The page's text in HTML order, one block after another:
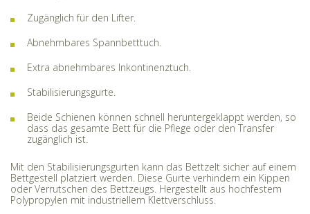
Zugänglich für den Lifter.
Abnehmbares Spannbetttuch.
Extra abnehmbares Inkontinenztuch.
Stabilisierungsgurte.
Beide Schienen können schnell heruntergeklappt werden, so
dass das gesamte Bett für die Pflege oder den Transfer
zugänglich ist.
Mit den Stabilisierungsgurten kann das Bettzelt sicher auf einem
Bettgestell platziert werden. Diese Gurte verhindern ein Kippen
oder Verrutschen des Bettzeugs. Hergestellt aus hochfestem
Polypropylen mit industriellem Klettverschluss.